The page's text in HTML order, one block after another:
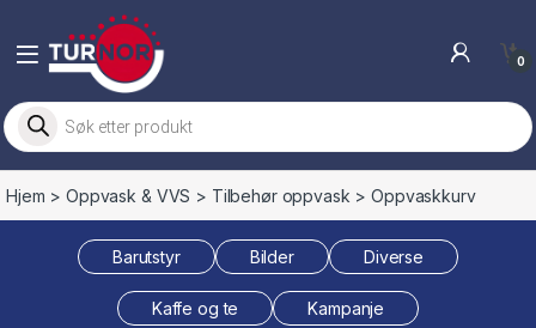
Skip to navigation
Skip to content
0
Products search
Hjem >Oppvask & VVS > Tilbehør oppvask > Oppvaskkurv
Barutstyr Bilder Diverse
Kaffe og te Kampanje